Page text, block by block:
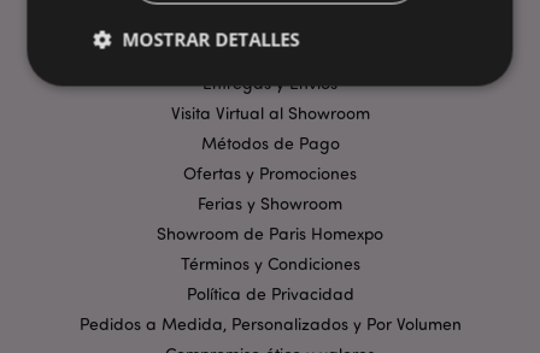
ENLACES ÚTILES
Preguntas Frecuentes
Entregas y Envíos
Visita Virtual al Showroom
Métodos de Pago
Ofertas y Promociones
Ferias y Showroom
Showroom de Paris Homexpo
Términos y Condiciones
Política de Privacidad
Pedidos a Medida, Personalizados y Por Volumen
MOSTRAR DETALLES
Estrictamente necesarias
Orientación
Funcionalidad
Las cookies estrictamente necesarias permiten la
funcionalidad básica del sitio web, como el inicio de
web no puede funcionar correctamente sin las
cookies estrictamente necesarias.
Nombre
Provider/